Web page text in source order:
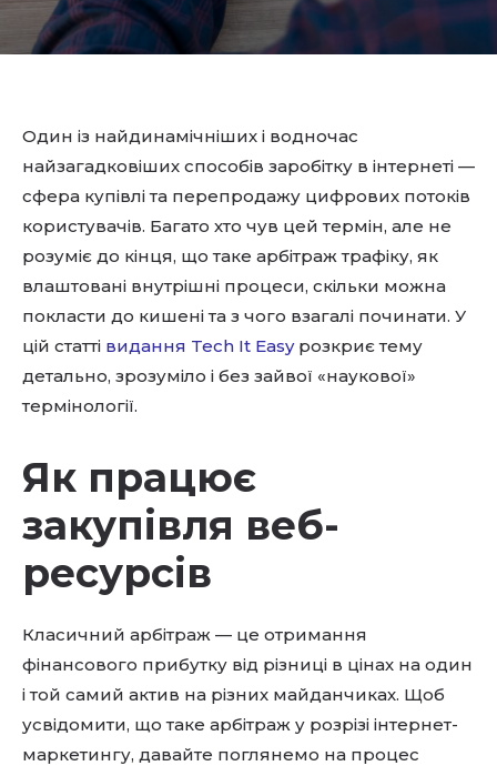
Один із найдинамічніших і водночас
найзагадковіших способів заробітку в інтернеті —
сфера купівлі та перепродажу цифрових потоків
користувачів. Багато хто чув цей термін, але не
розуміє до кінця, що таке арбітраж трафіку, як
влаштовані внутрішні процеси, скільки можна
покласти до кишені та з чого взагалі починати. У
цій статті видання Tech It Easyрозкриє тему
детально, зрозуміло і без зайвої «наукової»
термінології.
Як працює
закупівля веб-
ресурсів
Класичний арбітраж — це отримання
фінансового прибутку від різниці в цінах на один
і той самий актив на різних майданчиках. Щоб
усвідомити, що таке арбітраж у розрізі інтернет-
маркетингу, давайте поглянемо на процес